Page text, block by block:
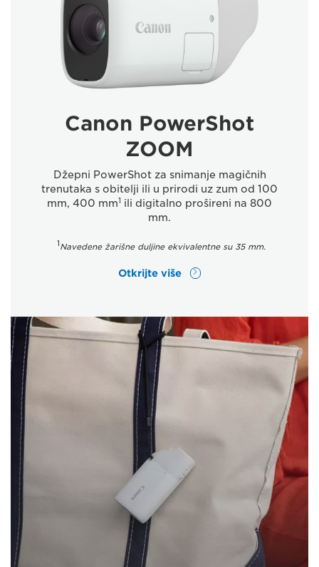
Canon PowerShot
ZOOM
Džepni PowerShot za snimanje magičnih
trenutaka s obitelji ili u prirodi uz zum od 100
mm, 400 mm1 ili digitalno prošireni na 800
mm.
1 Navedene žarišne duljine ekvivalentne su 35 mm.
Otkrijte više